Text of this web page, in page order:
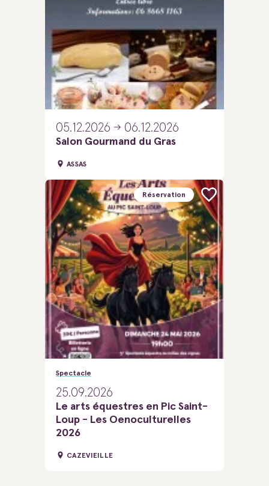
05.12.2026 06.12.2026
Salon Gourmand du Gras
ASSAS
Spectacle
25.09.2026
Le arts équestres en Pic Saint-
Loup - Les Oenoculturelles
2026
CAZEVIEILLE
Réservation